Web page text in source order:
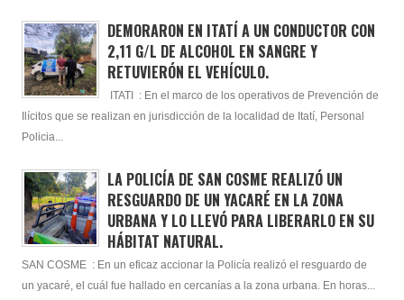
DEMORARON EN ITATÍ A UN CONDUCTOR CON
2,11 G/L DE ALCOHOL EN SANGRE Y
RETUVIERÓN EL VEHÍCULO.
ITATI : En el marco de los operativos de Prevención de
Ilícitos que se realizan en jurisdicción de la localidad de Itatí, Personal
Policia...
LA POLICÍA DE SAN COSME REALIZÓ UN
RESGUARDO DE UN YACARÉ EN LA ZONA
URBANA Y LO LLEVÓ PARA LIBERARLO EN SU
HÁBITAT NATURAL.
SAN COSME : En un eficaz accionar la Policía realizó el resguardo de
un yacaré, el cuál fue hallado en cercanías a la zona urbana. En horas...